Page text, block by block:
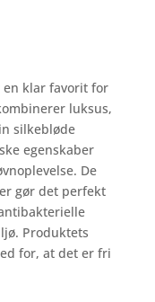
en klar favorit for
luksus,
silkebløde
egenskaber
De
gør det perfekt
Produktets
for, at det er fri